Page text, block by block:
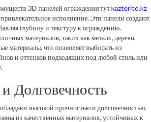
3D панелей ограждения тутkaztorltd.kz
привлекательное исполнение. Эти панели создают
глубину и текстуру к ограждению.
материалов, таких как металл, дерево,
материалы, что позволяет выбирать из
и оттенков подходящих под любой стиль или
Долговечность
высокой прочностью и долговечностью.
из качественных материалов, устойчивых к